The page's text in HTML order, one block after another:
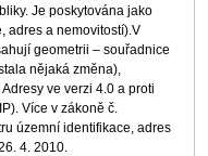
Je poskytována jako
adres a nemovitostí).V
geometrii – souřadnice
nějaká změna),
ve verzi 4.0 a proti
Více v zákoně č.
územní identifikace, adres
4. 2010.